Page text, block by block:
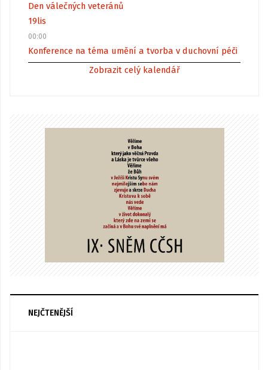
Den válečných veteránů
19lis
00:00
Konference na téma umění a tvorba v duchovní péči
Zobrazit celý kalendář
NEJČTENĚJŠÍ